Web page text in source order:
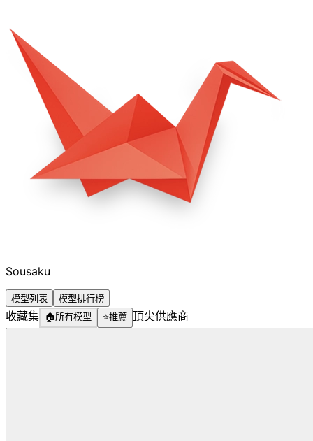
Sousaku
模型列表 模型排行榜
收藏集 🏠所有模型 ⭐推薦 頂尖供應商